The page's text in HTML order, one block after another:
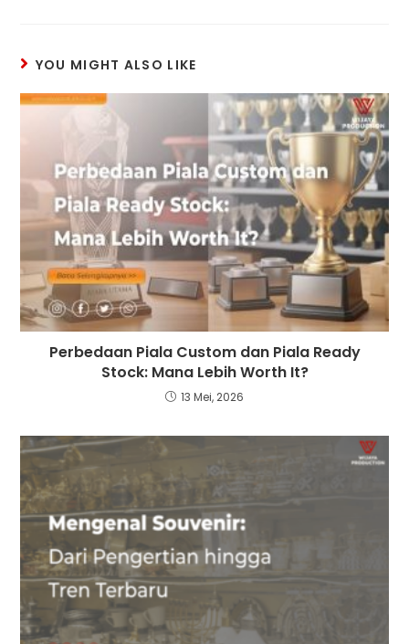
YOU MIGHT ALSO LIKE
Perbedaan Piala Custom dan Piala Ready
Stock: Mana Lebih Worth It?
13 Mei, 2026